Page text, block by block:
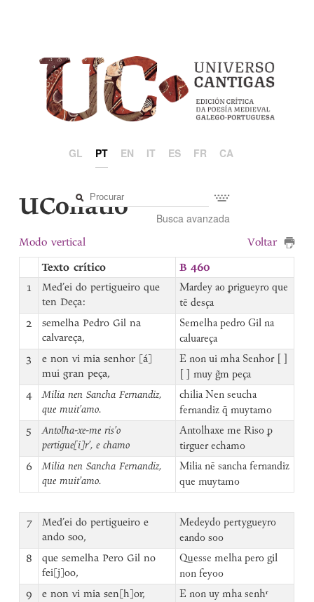
GL PT EN IT ES FR CA
Busca avanzada
UCollatio
Modo vertical
Voltar
Texto crítico
B 460
1
Med’ei do pertigueiro que
ten Deça:
Mardey ao ꝑrigueyro que
tē desça
2
semelha Pedro Gil na
calvareça,
Semelha pedro Gil na
caluareça
3
e non vi mia senhor [á]
mui gran peça,
E non ui mha Senhor [ ]
[ ] muy g̃m peça
4
Milia nen Sancha Fernandiz,
que muit’amo.
chilia Nen seucha
fernandiz q̄ muytamo
5
Antolha-xe-me ris’o
pertigue[i]r’, e chamo
Antolhaxe me Riso ꝑ
tirguer echamo
6
Milia nen Sancha Fernandiz,
que muit’amo.
Milia nē sancha fernandiz
que muytamo
7
Med’ei do pertigueiro e
ando soo,
Medeydo pertygueyro
eando soo
8
que semelha Pero Gil no
fei[j]oo,
Quesse melha pero gil
non feyoo
9
e non vi mia sen[h]or,
E non uy mha senhʳ